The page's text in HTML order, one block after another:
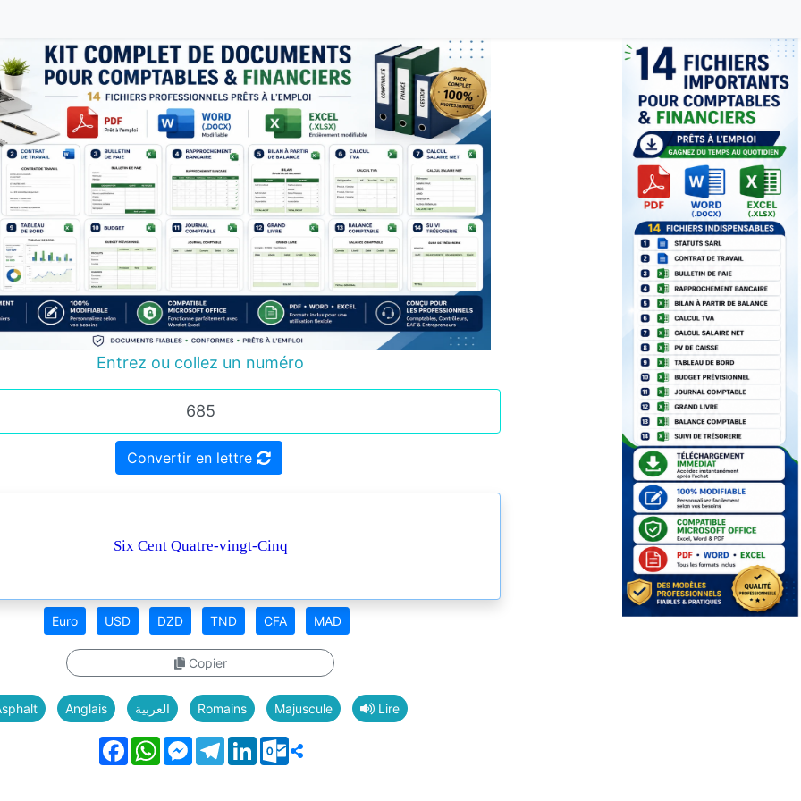
Entrez ou collez un numéro
Convertir en lettre
Six Cent Quatre-vingt-Cinq
Euro USD DZD TND CFA MAD
Copier
Anglais العربية Romains Majuscule Lire
FacebookWhatsAppMessenger
Telegram
LinkedInOutlook.com